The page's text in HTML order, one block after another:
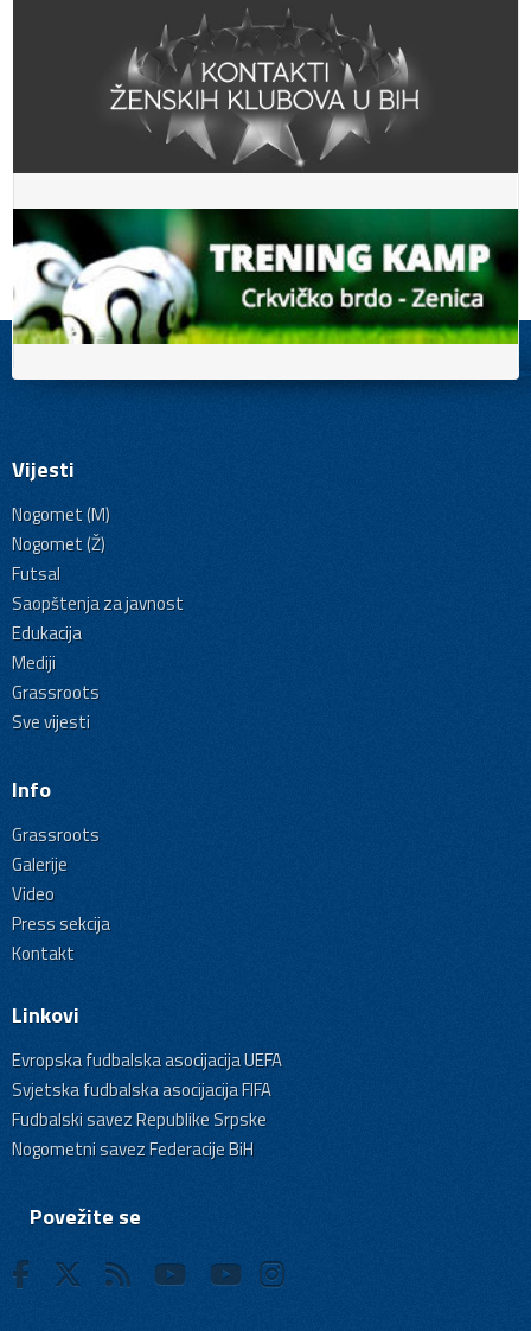
Vijesti
Nogomet (M)
Nogomet (Ž)
Futsal
Saopštenja za javnost
Edukacija
Mediji
Grassroots
Sve vijesti
Info
Grassroots
Galerije
Video
Press sekcija
Kontakt
Linkovi
Evropska fudbalska asocijacija UEFA
Svjetska fudbalska asocijacija FIFA
Fudbalski savez Republike Srpske
Nogometni savez Federacije BiH
Povežite se